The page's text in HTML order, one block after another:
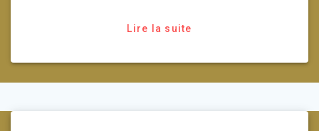
Lire la suite